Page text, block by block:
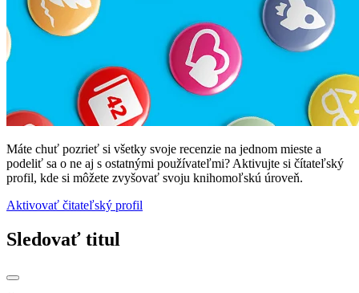
Máte chuť pozrieť si všetky svoje recenzie na jednom mieste a
podeliť sa o ne aj s ostatnými používateľmi? Aktivujte si čítateľský
profil, kde si môžete zvyšovať svoju knihomoľskú úroveň.
Aktivovať čitateľský profil
Sledovať titul